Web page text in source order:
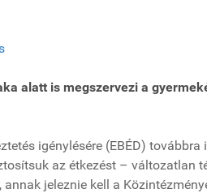
alatt is megszervezi a
igénylésére (EBÉD)
az étkezést –
jeleznie kell a